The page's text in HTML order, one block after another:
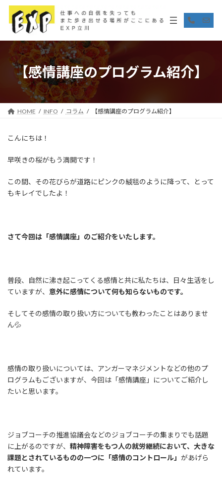
ア
イ
コ
リ
ア
イ
コ
リ
【感情講座のプログラム紹介】
HOME INFO コラム 【感情講座のプログラム紹介】
こんにちは！
早咲きの桜がもう満開です！
この間、その花びらが道路にピンクの絨毯のように降って、とって
もキレイでしたよ！
さて今回は「感情講座」のご紹介をいたします。
普段、自然に沸き起こってくる感情と共に私たちは、日々生活をし
ていますが、 意外に感情について何も知らないものです。
そしてその感情の取り扱い方についても教わったことはありませ
ん💦
感情の取り扱いについては、アンガーマネジメントなどの他のプ
ログラムもございますが、今回は「感情講座」についてご紹介し
たいと思います。
ジョブコーチの推進協議会などのジョブコーチの集まりでも話題
に上がるのですが、 精神障害をもつ人の就労継続において、大きな
課題とされているものの一つに「感情のコントロール」 があげら
れています。